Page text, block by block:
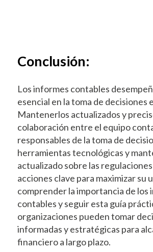
Conclusión:
Los informes contables
esencial en la toma de decisiones
Mantenerlos actualizados y
colaboración entre el equipo
responsables de la toma de
herramientas tecnológicas y
actualizado sobre las
acciones clave para maximizar su
comprender la importancia de los
contables y seguir esta guía
organizaciones pueden tomar
informadas y estratégicas para
financiero a largo plazo.